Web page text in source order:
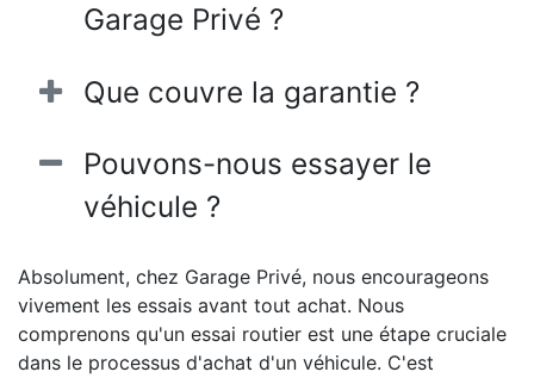
Garage Privé ?
Que couvre la garantie ?
Pouvons-nous essayer le
véhicule ?
Absolument, chez Garage Privé, nous encourageons
vivement les essais avant tout achat. Nous
comprenons qu'un essai routier est une étape cruciale
dans le processus d'achat d'un véhicule. C'est